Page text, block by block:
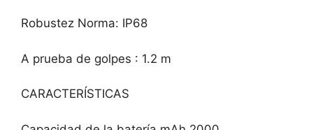
Robustez Norma: IP68
A prueba de golpes : 1.2 m
CARACTERÍSTICAS